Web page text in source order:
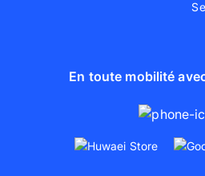
En toute mobilité